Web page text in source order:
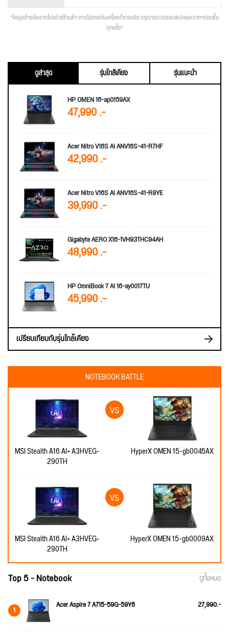
*ข้อมูลอ้างอิงจากโปรชัวร์ร้านค้า อาจไม่ตรงกับเครื่องที่ขายจริง กรุณาตรวจสอบสเปคและราคาก่อนซื้อ
ทุกครั้ง*
ดูล่าสุด รุ่นใกล้เคียง
รุ่นแนะนำ
HP OMEN 16-ap0159AX
47,990 .-
Acer Nitro V16S AI ANV16S-41-R7HF
42,990 .-
Acer Nitro V16S AI ANV16S-41-R9YE
39,990 .-
Gigabyte AERO X16-1VH93THC94AH
48,990 .-
HP OmniBook 7 AI 16-ay0017TU
45,990 .-
เปรียบเทียบกับรุ่นใกล้เคียง
NOTEBOOK BATTLE
MSI Stealth A16 AI+ A3HVEG-
290TH
HyperX OMEN 15-gb0045AX
MSI Stealth A16 AI+ A3HVEG-
290TH
HyperX OMEN 15-gb0009AX
Top 5 - Notebook ดูทั้งหมด
1 Acer Aspire 7 A715-59G-59Y6 27,990.-